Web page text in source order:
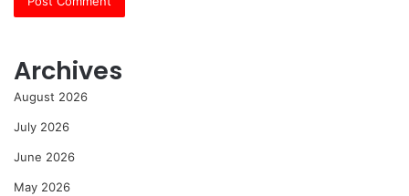
Archives
August 2026
July 2026
June 2026
May 2026